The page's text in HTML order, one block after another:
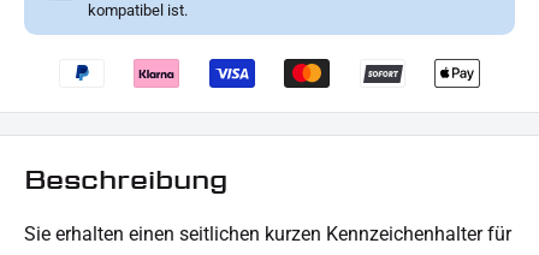
kompatibel ist.
Beschreibung
Sie erhalten einen seitlichen kurzen Kennzeichenhalter für